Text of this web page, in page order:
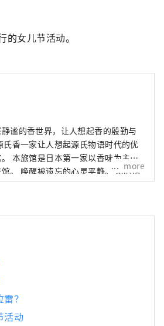
的女儿节活动。
谧的香世界，让人想起香的殷勤与
氏香一家让人想起源氏物语时代的优
本旅馆是日本第一家以香味为主题
。 唤醒被遗忘的心灵平静。 您的房
店到处都可以感受到熏香的舒适
more
？
活动